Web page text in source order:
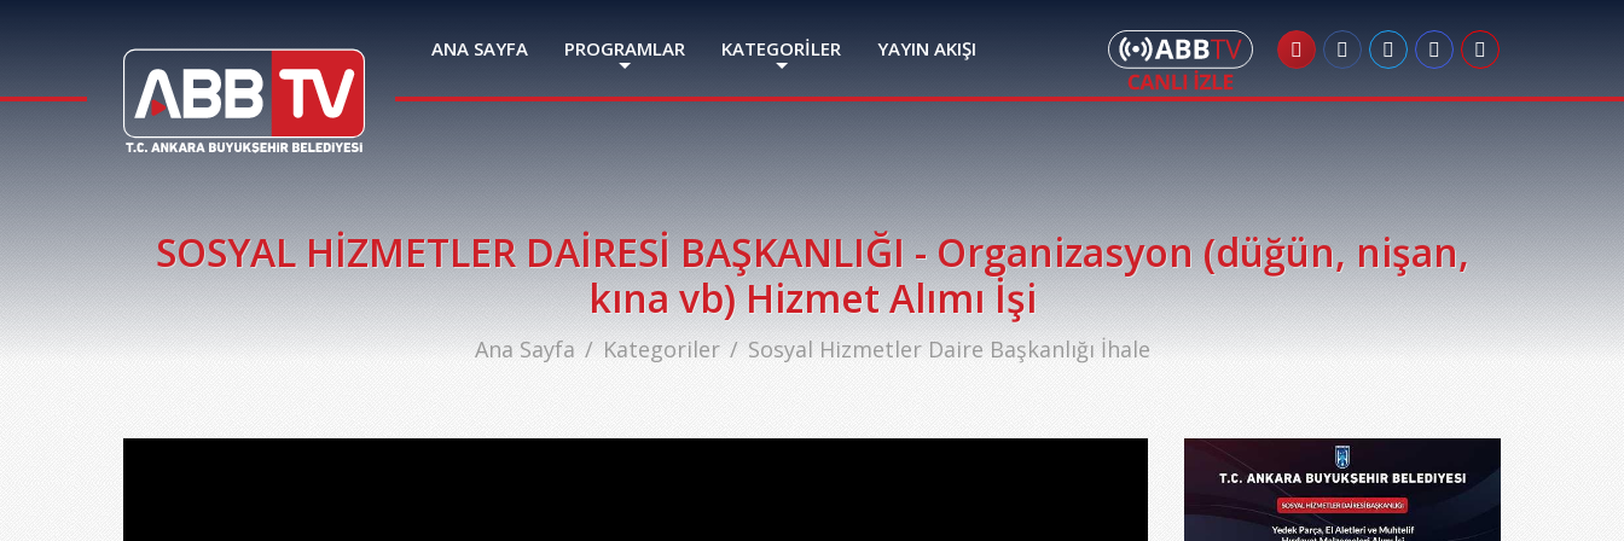
ANA SAYFA PROGRAMLAR KATEGORİLER YAYIN AKIŞI
SOSYAL HİZMETLER DAİRESİ BAŞKANLIĞI - Organizasyon (düğün, nişan,
kına vb) Hizmet Alımı İşi
Ana Sayfa Kategoriler Sosyal Hizmetler Daire Başkanlığı İhale